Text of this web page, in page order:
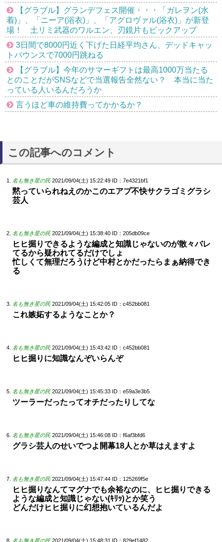
【グラブル】グランデフェス開催・・・「ガレヲン(水
着)」、「ニーア(浴衣)」、「アグロヴァル(浴衣)」が新登
場！ 土リミ武器のワルエン、刃鏡片もピックアップ
3日間で8000円近く下げた日経平均さん、デッドキャッ
トバウンスで7000円跳ねる
【グラブル】今年のサマーギフトは最高1000万当たる
とのことだがSNSなどで当選報告全然ない？ 本当に当た
っている人いるんだろうか
言うほど車の維持費ってかかるか？
この記事へのコメント
名も無き星の民 2021/09/04(土) 15:22:49 ID：7e4321bf1
黙っていられねえのかこのエアプ不快サクラゴミグラシ
芸人
名も無き星の民 2021/09/04(土) 15:38:40 ID：205db09ce
ヒヒ掘りできるような編成と知識じゃないのが散々バレ
てるから疑われてるだけでしょ
忙しくて無理だろうけど中村とかだったらまぁ納得でき
る
名も無き星の民 2021/09/04(土) 15:42:05 ID：c452bb081
これ嫉妬するようなことか？
名も無き星の民 2021/09/04(土) 15:43:42 ID：c452bb081
ヒヒ掘りに知識なんぞいらんぞ
名も無き星の民 2021/09/04(土) 15:45:33 ID：e59a3e3b5
ツーラーだったってオチだったりしてな
名も無き星の民 2021/09/04(土) 15:46:08 ID：f6af3bfd6
グラシ芸人のせいでつよ開幕18人とか草はえますよ
名も無き星の民 2021/09/04(土) 15:47:44 ID：125269f5e
ヒヒ掘りなんてマグナでも余裕なのに、ヒヒ掘りできる
ような編成と知識じゃない(ｷﾘｯ)とか笑う
どんだけヒヒ掘りに幻想抱いているんだよ
名も無き星の民 2021/09/04(土) 15:48:31 ID：829ef1482